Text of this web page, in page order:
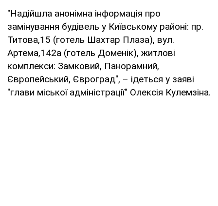
"Надійшла анонімна інформація про
замінування будівель у Київському районі: пр.
Титова,15 (готель Шахтар Плаза), вул.
Артема,142а (готель Доменік), житлові
комплекси: Замковий, Панорамний,
Європейський, Євроград", – ідеться у заяві
"глави міської адміністрації" Олексія Кулемзіна.